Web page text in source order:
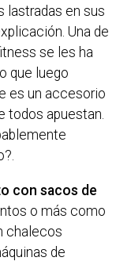
lastradas en sus
Una de
se les ha
que luego
es un accesorio
todos apuestan.
con sacos de
o más como
chalecos
de